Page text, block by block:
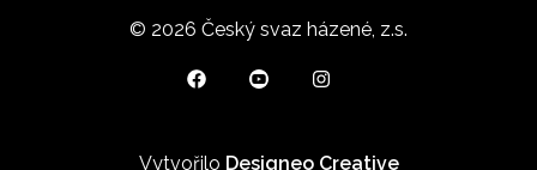
© 2026 Český svaz házené, z.s.
Vytvořilo Designeo Creative